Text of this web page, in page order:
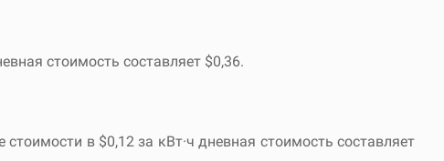
стоимость составляет $0,36.
в $0,12 за кВт·ч дневная стоимость составляет